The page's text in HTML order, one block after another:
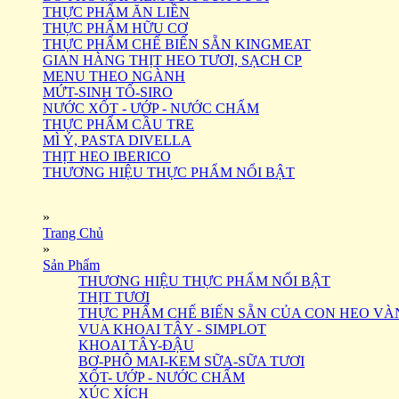
THỰC PHẨM ĂN LIỀN
THỰC PHẨM HỮU CƠ
THỰC PHẨM CHẾ BIẾN SẴN KINGMEAT
GIAN HÀNG THỊT HEO TƯƠI, SẠCH CP
MENU THEO NGÀNH
MỨT-SINH TỐ-SIRO
NƯỚC XỐT - ƯỚP - NƯỚC CHẤM
THỰC PHẨM CẦU TRE
MÌ Ý, PASTA DIVELLA
THỊT HEO IBERICO
THƯƠNG HIỆU THỰC PHẨM NỔI BẬT
»
Trang Chủ
»
Sản Phẩm
THƯƠNG HIỆU THỰC PHẨM NỔI BẬT
THỊT TƯƠI
THỰC PHẨM CHẾ BIẾN SẴN CỦA CON HEO
VUA KHOAI TÂY - SIMPLOT
KHOAI TÂY-ĐẬU
BƠ-PHÔ MAI-KEM SỮA-SỮA TƯƠI
XỐT- ƯỚP - NƯỚC CHẤM
XÚC XÍCH